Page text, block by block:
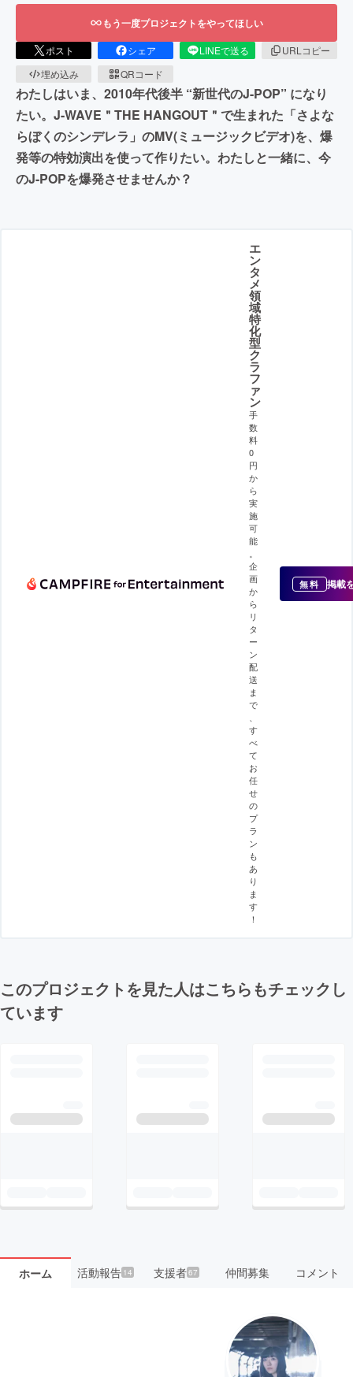
もう一度プロジェクトをやってほしい
ポスト シェア LINEで送る
URLコピー
埋め込み
QRコード
わたしはいま、2010年代後半 “新世代のJ-POP” になり
たい。J-WAVE＂THE HANGOUT＂で生まれた「さよな
らぼくのシンデレラ」のMV(ミュージックビデオ)を、爆
発等の特効演出を使って作りたい。わたしと一緒に、今
のJ-POPを爆発させませんか？
エ
ン
タ
メ
領
域
特
化
型
ク
ラ
フ
ァ
ン
手
数
料
0
円
か
ら
実
施
可
能
企
画
か
ら
リ
タ
ー
ン
配
送
ま
で
す
べ
て
お
任
せ
の
プ
ラ
ン
も
あ
り
ま
す
！
無料 掲載
このプロジェクトを見た人はこちらもチェックし
ています
ホーム 活動報告14 支援者67 仲間募集 コメント